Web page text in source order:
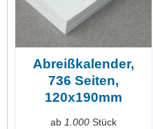
Abreißkalender,
736 Seiten,
120x190mm
ab 1.000 Stück